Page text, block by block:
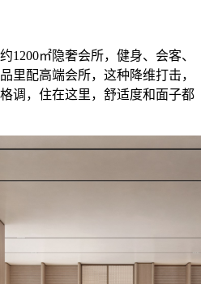
1200㎡隐奢会所，健身、会客、
里配高端会所，这种降维打击，
调，住在这里，舒适度和面子都